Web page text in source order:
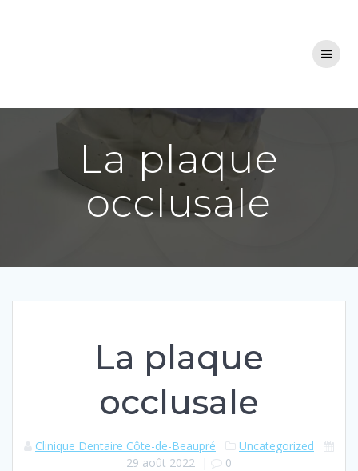
La plaque
occlusale
La plaque
occlusale
Clinique Dentaire Côte-de-Beaupré
Uncategorized
29 août 2022 | 0